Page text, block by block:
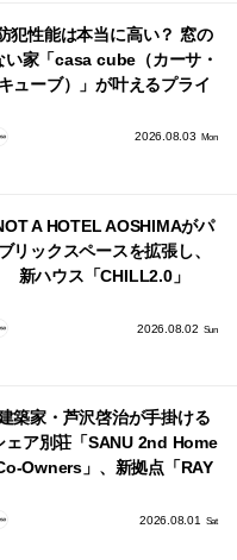
犯性能は本当に高い？ 窓の
い家「casa cube（カーサ・
キューブ）」が叶えるプライ
2026.08.03 Mon
A HOTEL AOSHIMAがパ
ブリックスペースを拡張し、
新ハウス「CHILL2.0」
2026.08.02 Sun
築家・芦沢啓治が手掛ける
ェア別荘「SANU 2nd Home
Owners」、新拠点「RAY
2026.08.01 Sat